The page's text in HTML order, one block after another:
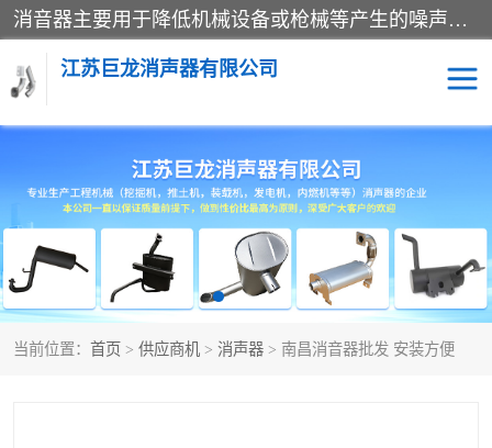
消音器主要用于降低机械设备或枪械等产生的噪声。它通过阻尼或增加排气面积来降低排气速度和功率，从而降低噪声。常见的消音器类型包括阻性消声器、抗性消声器、共振消声器以及阻抗复合式消声器等。这些消音器各有特点，适用于不同频率的噪声消除。
江苏巨龙消声器有限公司
当前位置： 首页 > 供应商机 > 消声器 > 南昌消音器批发 安装方便
消声器